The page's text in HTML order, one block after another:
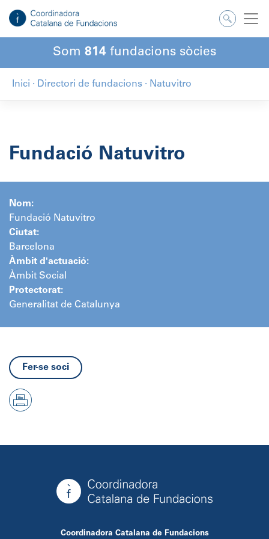
contingut
Som 814 fundacions sòcies
Inici · Directori de fundacions · Natuvitro
Fundació Natuvitro
Nom:
Fundació Natuvitro
Ciutat:
Barcelona
Àmbit d'actuació:
Àmbit Social
Protectorat:
Generalitat de Catalunya
Fer-se soci
Coordinadora Catalana de Fundacions